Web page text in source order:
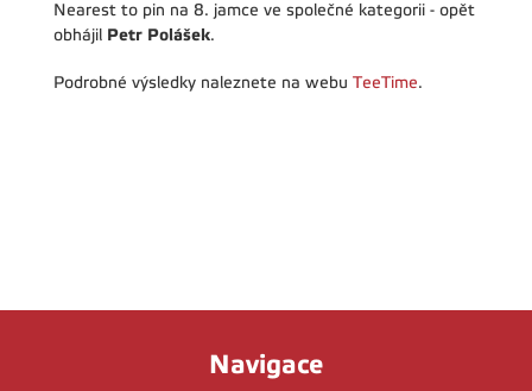
Nearest to pin na 8. jamce ve společné kategorii - opět
obhájil Petr Polášek.
Podrobné výsledky naleznete na webu TeeTime.
Navigace